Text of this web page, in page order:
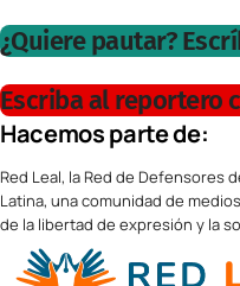
¿Quiere pautar?
Escriba al reportero
Hacemos parte de:
Red Leal, la Red de Defensores
Latina, una comunidad de
de la libertad de expresión y la